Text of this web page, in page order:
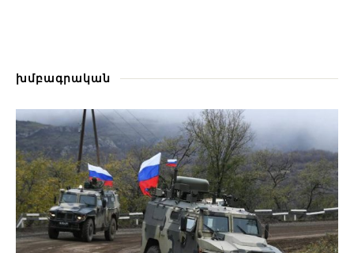
խմբագրական